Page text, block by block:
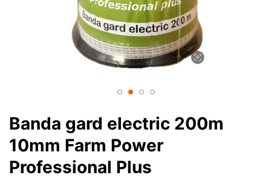
Banda gard electric 200m
10mm Farm Power
Professional Plus